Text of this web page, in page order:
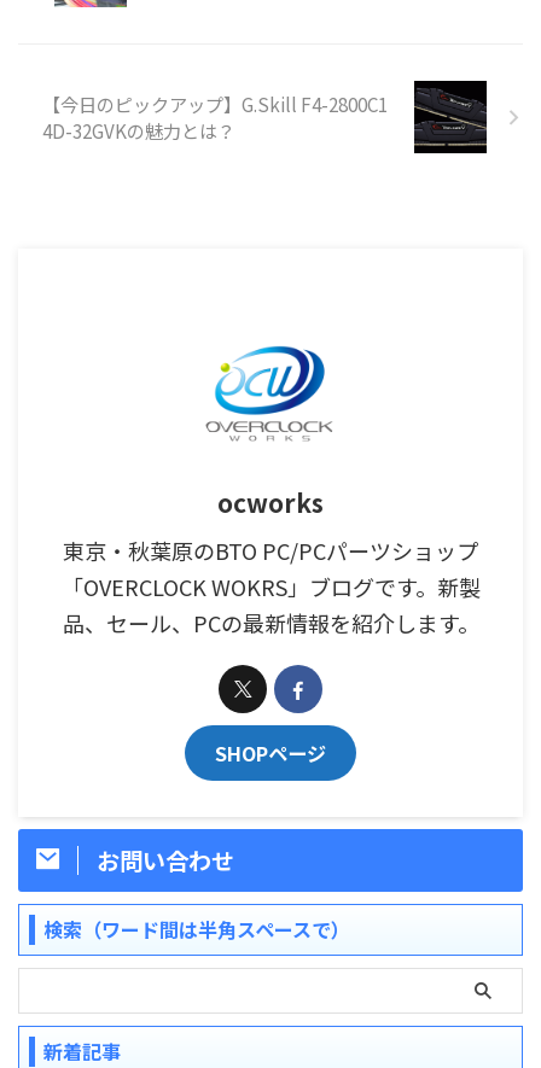
【今日のピックアップ】G.Skill F4-2800C1
4D-32GVKの魅力とは？
ocworks
東京・秋葉原のBTO PC/PCパーツショップ
「OVERCLOCK WOKRS」ブログです。新製
品、セール、PCの最新情報を紹介します。
SHOPページ
お問い合わせ
検索（ワード間は半角スペースで）
新着記事